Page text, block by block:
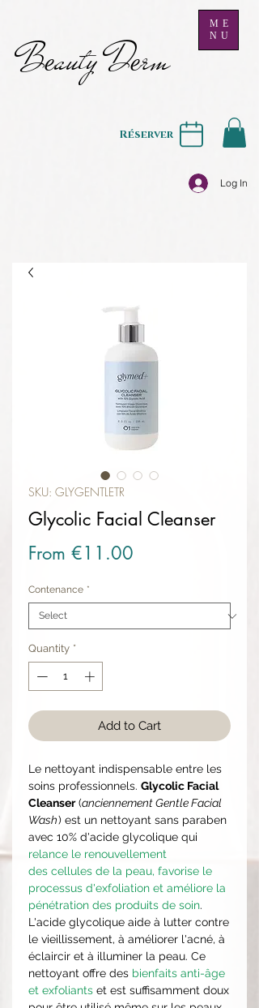
Beauty Derm
ME
NU
Log In
Réserver
SKU: GLYGENTLETR
Glycolic Facial Cleanser
From €11.00
Contenance *
Quantity *
Add to Cart
Le nettoyant indispensable entre les
soins professionnels. Glycolic Facial
Cleanser(anciennement Gentle Facial
Wash) est un nettoyant sans paraben
avec 10% d'acide glycolique qui
relance le renouvellement
des cellules de la peau, favorise le
processus d'exfoliation et améliore la
pénétration des produits de soin.
L'acide glycolique aide à lutter contre
le vieillissement, à améliorer l'acné, à
éclaircir et à illuminer la peau. Ce
nettoyant offre des bienfaits anti-âge
et exfoliants et est suffisamment doux